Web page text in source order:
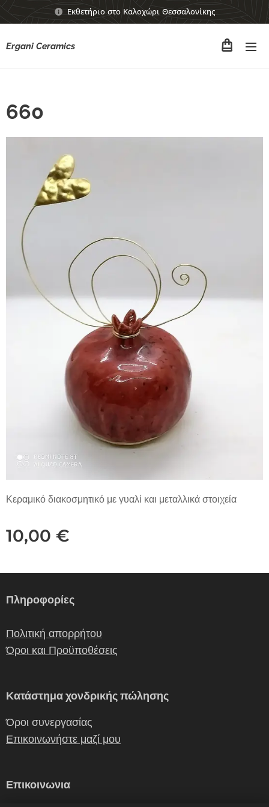
Εκθετήριο στο Καλοχώρι Θεσσαλονίκης
Ergani Ceramics
660
Κεραμικό διακοσμητικό με γυαλί και μεταλλικά στοιχεία
10,00 €
Πληροφορίες
Πολιτική απορρήτου
Όροι και Προϋποθέσεις
Κατάστημα χονδρικής πώλησης
Όροι συνεργασίας
Επικοινωνήστε μαζί μου
Επικοινωνια